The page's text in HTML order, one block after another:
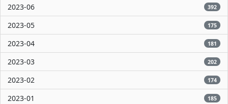
2023-06 392
2023-05 175
2023-04 181
2023-03 202
2023-02 174
2023-01 185